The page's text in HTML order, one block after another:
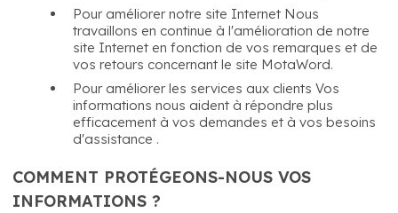
Pour améliorer notre site Internet Nous
travaillons en continue à l'amélioration de notre
site Internet en fonction de vos remarques et de
vos retours concernant le site MotaWord.
Pour améliorer les services aux clients Vos
informations nous aident à répondre plus
efficacement à vos demandes et à vos besoins
d'assistance .
COMMENT PROTÉGEONS-NOUS VOS
INFORMATIONS ?